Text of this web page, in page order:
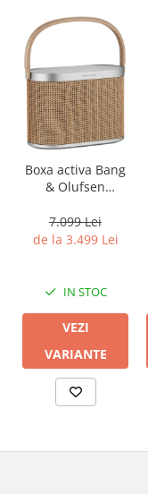
Boxa activa Bang
& Olufsen
7.099 Lei
de la 3.499 Lei
IN STOC
VEZI
VARIANTE